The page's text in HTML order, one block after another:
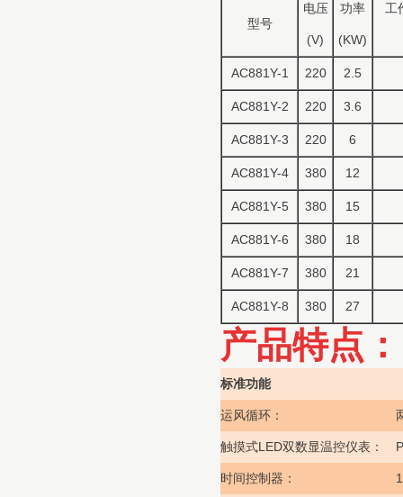
型号
电压
(V)
功率
(KW)
工
AC881Y-1 220 2.5
AC881Y-2 220 3.6
AC881Y-3 220 6
AC881Y-4 380 12
AC881Y-5 380 15
AC881Y-6 380 18
AC881Y-7 380 21
AC881Y-8 380 27
产品特点：
标准功能
运风循环：
触摸式LED双数显温控仪表：
时间控制器：